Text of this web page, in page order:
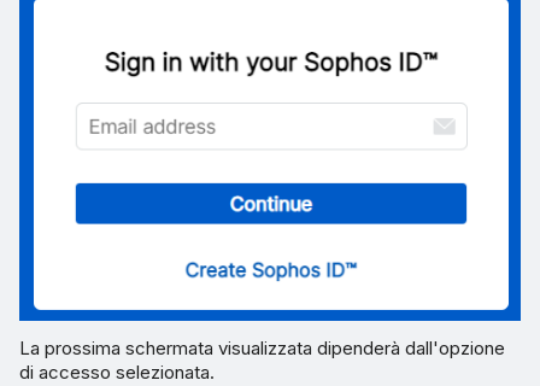
La prossima schermata visualizzata dipenderà dall'opzione
di accesso selezionata.